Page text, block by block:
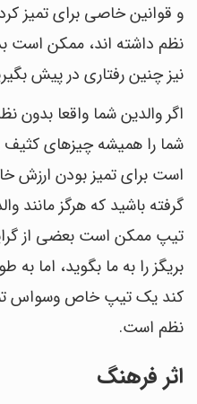
و قوانین خاصی برای تمیز
نظم داشته اند، ممکن است
نیز چنین رفتاری در پیش
اگر والدین شما واقعا بدون
شما را همیشه چیزهای کثیف
است برای تمیز بودن ارزش
گرفته باشید که هرگز مانند
بریگز را به ما بگوید، اما
کند یک تیپ خاص وسواس
نظم است.
اثر فرهنگ